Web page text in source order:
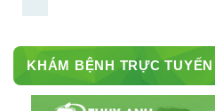
KHÁM BỆNH TRỰC TUYẾN